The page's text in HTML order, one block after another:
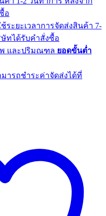
อ
ระยะเวลาการจัดส่งสินค้า 7-
ษัทได้รับคำสั่งซื้อ
พ และปริมณฑล ยอดขั้นต่ำ
ารถชำระค่าจัดส่งได้ที่